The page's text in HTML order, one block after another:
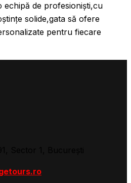
echipă de profesioniști,cu
solide,gata să ofere
pentru fiecare